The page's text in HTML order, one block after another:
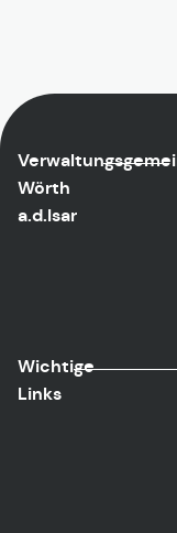
Wörth
a.d.Isar
Wichtige
Links